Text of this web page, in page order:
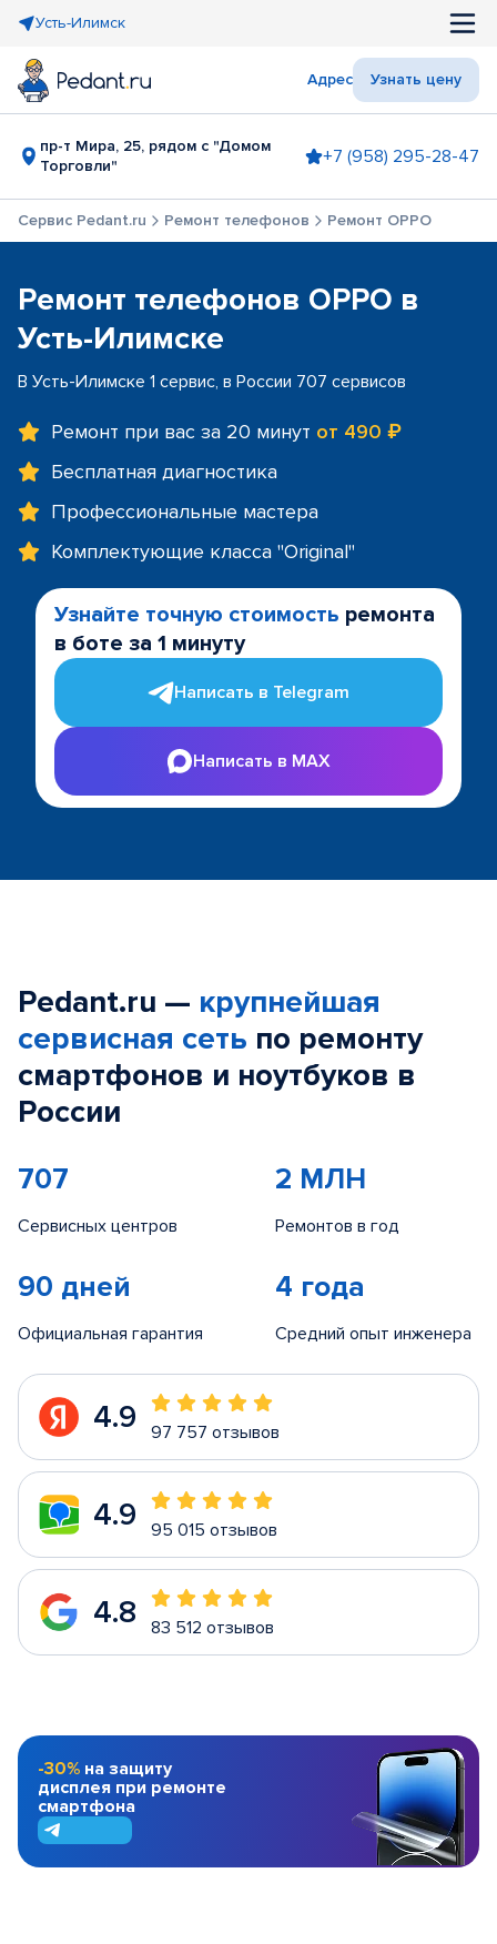
Усть-Илимск
Адрес Узнать цену
пр-т Мира, 25, рядом с "Домом
Торговли"
+7 (958) 295-28-47
Сервис Pedant.ru Ремонт телефонов Ремонт OPPO
Ремонт телефонов OPPO в
Усть-Илимске
В Усть-Илимске 1 сервис, в России 707 сервисов
Ремонт при вас за 20 минут от 490 ₽
Бесплатная диагностика
Профессиональные мастера
Комплектующие класса "Original"
Узнайте точную стоимость ремонта
в боте за 1 минуту
Написать в Telegram
Написать в MAX
Pedant.ru — крупнейшая
сервисная сеть по ремонту
смартфонов и ноутбуков в
России
707
Сервисных центров
2 МЛН
Ремонтов в год
90 дней
Официальная гарантия
4 года
Средний опыт инженера
4.9 97 757 отзывов
4.9 95 015 отзывов
4.8 83 512 отзывов
-30% на защиту
дисплея при ремонте
смартфона